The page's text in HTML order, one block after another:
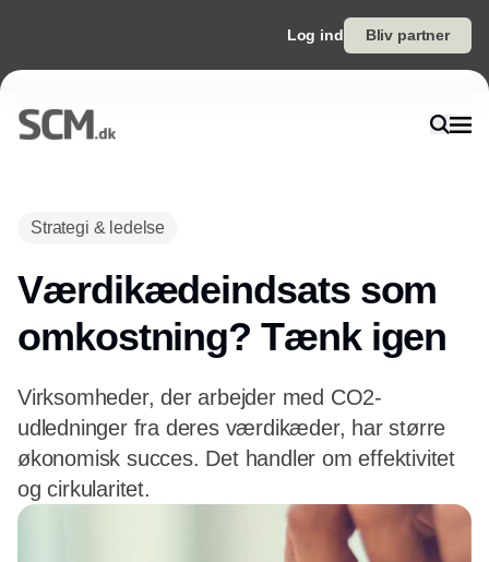
Log ind Bliv partner
Strategi & ledelse
Værdikædeindsats som
omkostning? Tænk igen
Virksomheder, der arbejder med CO2-
udledninger fra deres værdikæder, har større
økonomisk succes. Det handler om effektivitet
og cirkularitet.